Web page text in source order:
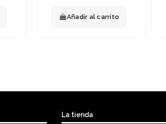
Añadir al carrito
La tienda